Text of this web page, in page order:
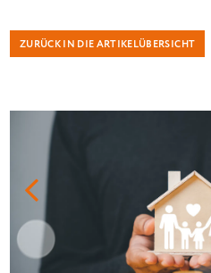
ZURÜCK IN DIE ARTIKELÜBERSICHT